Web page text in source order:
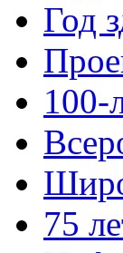
Год
100-
75